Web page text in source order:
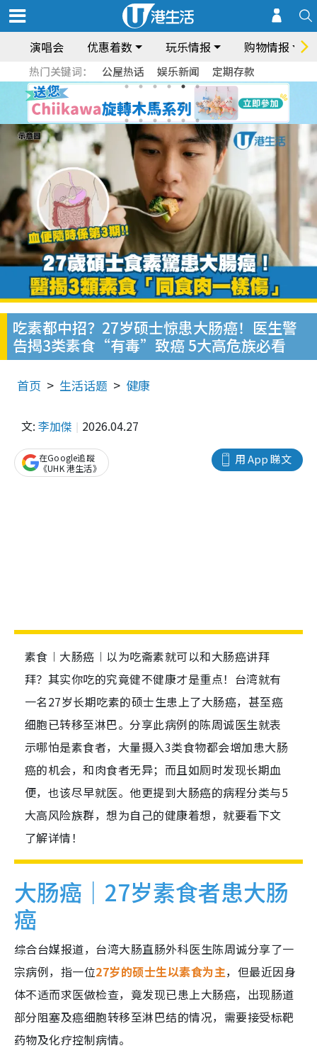
演唱会 优惠着数 玩乐情报 购物情报
热门关键词： 公屋热话 娱乐新闻 定期存款
吃素都中招？27岁硕士惊患大肠癌！医生警
告揭3类素食“有毒”致癌 5大高危族必看
首页 生活话题 健康
文: 李加傑 2026.04.27
用 App 睇文
在Google追蹤
《UHK 港生活》
素食︱大肠癌︱以为吃斋素就可以和大肠癌讲拜
拜？其实你吃的究竟健不健康才是重点！台湾就有
一名27岁长期吃素的硕士生患上了大肠癌，甚至癌
细胞已转移至淋巴。分享此病例的陈周诚医生就表
示哪怕是素食者，大量摄入3类食物都会增加患大肠
癌的机会，和肉食者无异；而且如厕时发现长期血
便，也该尽早就医。他更提到大肠癌的病程分类与5
大高风险族群，想为自己的健康着想，就要看下文
了解详情！
大肠癌｜27岁素食者患大肠
癌
综合台媒报道，台湾大肠直肠外科医生陈周诚分享了一
宗病例，指一位27岁的硕士生以素食为主，但最近因身
体不适而求医做检查，竟发现已患上大肠癌，出现肠道
部分阻塞及癌细胞转移至淋巴结的情况，需要接受标靶
药物及化疗控制病情。